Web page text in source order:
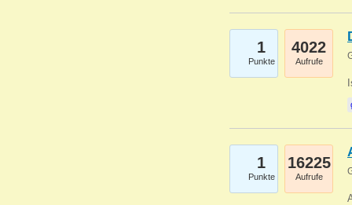
1
Punkte
4022
Aufrufe
1
Punkte
16225
Aufrufe